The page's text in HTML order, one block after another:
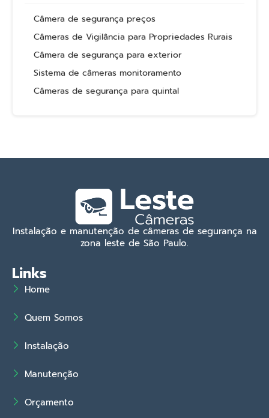
Câmera de segurança preços
Câmeras de Vigilância para Propriedades Rurais
Câmera de segurança para exterior
Sistema de câmeras monitoramento
Câmeras de segurança para quintal
Instalação e manutenção de câmeras de segurança na
zona leste de São Paulo.
Links
Home
Quem Somos
Instalação
Manutenção
Orçamento